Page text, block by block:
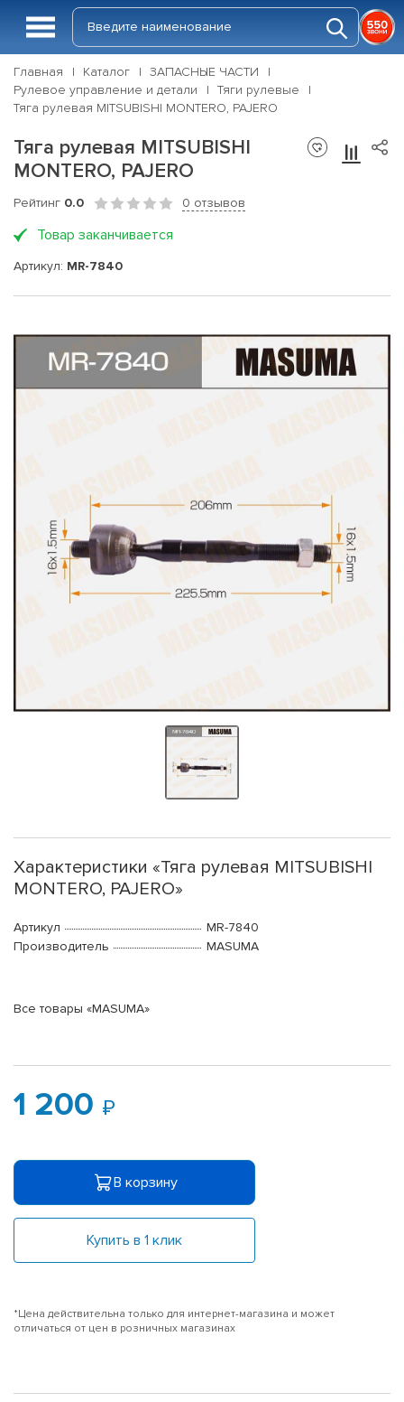
Главная Каталог
ЗАПАСНЫЕ ЧАСТИ
Рулевое управление и детали
Тяги рулевые
Тяга рулевая MITSUBISHI MONTERO, PAJERO
Тяга рулевая MITSUBISHI
MONTERO, PAJERO
Рейтинг 0.0 0 отзывов
Товар заканчивается
Артикул: MR-7840
Характеристики «Тяга рулевая MITSUBISHI
MONTERO, PAJERO»
Артикул
MR-7840
Производитель
MASUMA
Все товары «MASUMA»
1 200
В корзину
Купить в 1 клик
*Цена действительна только для интернет-магазина и может
отличаться от цен в розничных магазинах